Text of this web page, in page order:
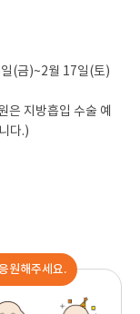
(금)~2월 17일(토)
지방흡입 수술 예
다.)
원해주세요.